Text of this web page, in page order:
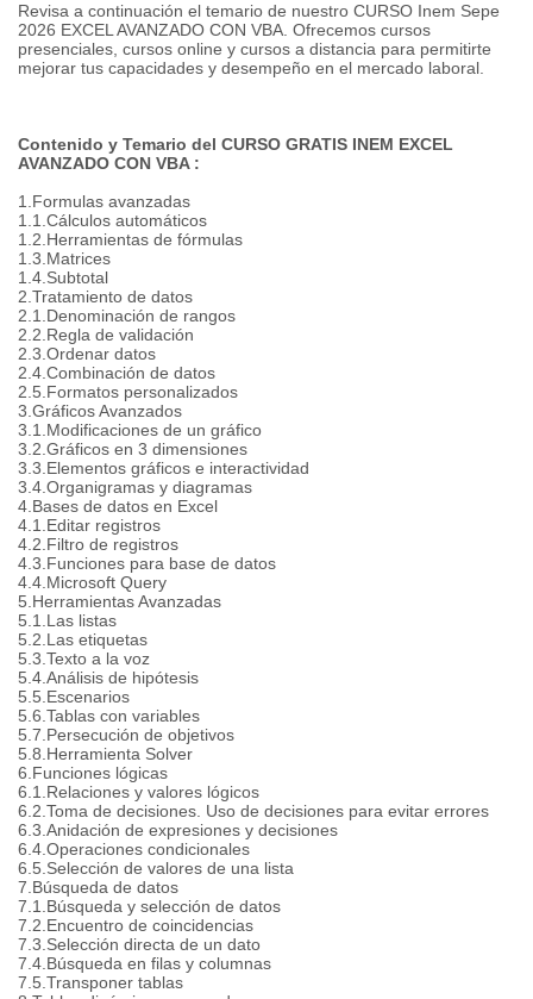
Revisa a continuación el temario de nuestro CURSO Inem Sepe
2026 EXCEL AVANZADO CON VBA. Ofrecemos cursos
presenciales, cursos online y cursos a distancia para permitirte
mejorar tus capacidades y desempeño en el mercado laboral.
Contenido y Temario del CURSO GRATIS INEM EXCEL
AVANZADO CON VBA :
1.Formulas avanzadas
1.1.Cálculos automáticos
1.2.Herramientas de fórmulas
1.3.Matrices
1.4.Subtotal
2.Tratamiento de datos
2.1.Denominación de rangos
2.2.Regla de validación
2.3.Ordenar datos
2.4.Combinación de datos
2.5.Formatos personalizados
3.Gráficos Avanzados
3.1.Modificaciones de un gráfico
3.2.Gráficos en 3 dimensiones
3.3.Elementos gráficos e interactividad
3.4.Organigramas y diagramas
4.Bases de datos en Excel
4.1.Editar registros
4.2.Filtro de registros
4.3.Funciones para base de datos
4.4.Microsoft Query
5.Herramientas Avanzadas
5.1.Las listas
5.2.Las etiquetas
5.3.Texto a la voz
5.4.Análisis de hipótesis
5.5.Escenarios
5.6.Tablas con variables
5.7.Persecución de objetivos
5.8.Herramienta Solver
6.Funciones lógicas
6.1.Relaciones y valores lógicos
6.2.Toma de decisiones. Uso de decisiones para evitar errores
6.3.Anidación de expresiones y decisiones
6.4.Operaciones condicionales
6.5.Selección de valores de una lista
7.Búsqueda de datos
7.1.Búsqueda y selección de datos
7.2.Encuentro de coincidencias
7.3.Selección directa de un dato
7.4.Búsqueda en filas y columnas
7.5.Transponer tablas